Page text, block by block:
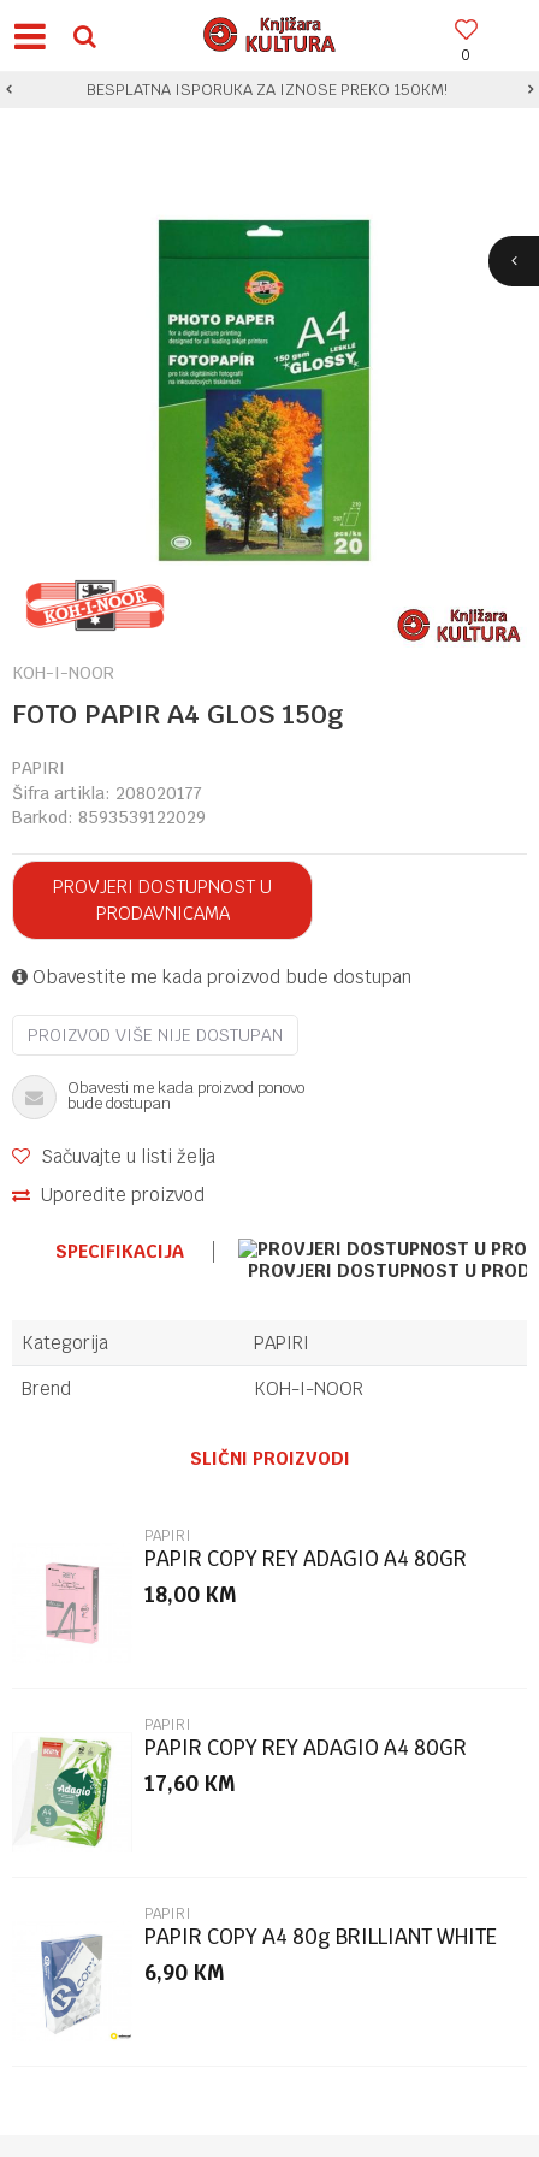
0
BESPLATNA ISPORUKA ZA IZNOSE PREKO 150KM!
KOH-I-NOOR
FOTO PAPIR A4 GLOS 150g
PAPIRI
Šifra artikla: 208020177
Barkod: 8593539122029
PROVJERI DOSTUPNOST U
PRODAVNICAMA
Obavestite me kada proizvod bude dostupan
PROIZVOD VIŠE NIJE DOSTUPAN
Obavesti me kada proizvod ponovo
bude dostupan
Sačuvajte u listi želja
Uporedite proizvod
SPECIFIKACIJA
PROVJERI DOSTUPNOST U
Kategorija
PAPIRI
Brend
KOH-I-NOOR
Poruka
POŠALJI
SLIČNI PROIZVODI
PAPIRI
PAPIR COPY REY ADAGIO A4 80GR
PINK SYLVAMO
18,00 KM
PAPIRI
PAPIR COPY REY ADAGIO A4 80GR
BRIGHT GREEN SYLVAMO
17,60 KM
PAPIRI
PAPIR COPY A4 80g BRILLIANT WHITE
500/1
6,90 KM